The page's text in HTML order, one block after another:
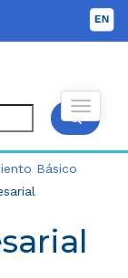
Básico